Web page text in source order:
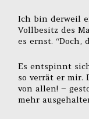
Ich bin derweil
Vollbesitz des
es ernst. “Doch,
Es entspinnt
so verrät er mir.
von allen! –
mehr